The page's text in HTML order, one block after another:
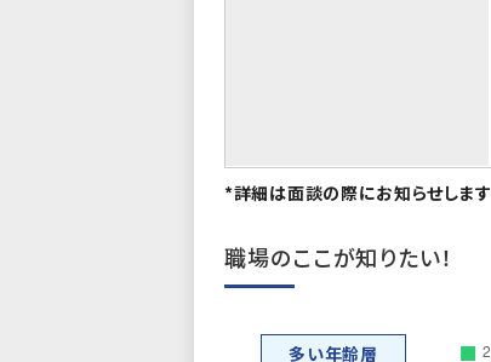
*詳細は面談の際にお知らせします
職場のここが知りたい！
多い年齢層